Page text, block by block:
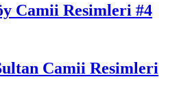
Camii Resimleri #4
Camii Resimleri